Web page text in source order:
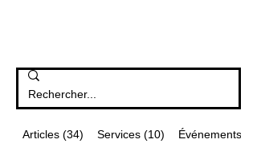
Articles (34) Services (10) Événements